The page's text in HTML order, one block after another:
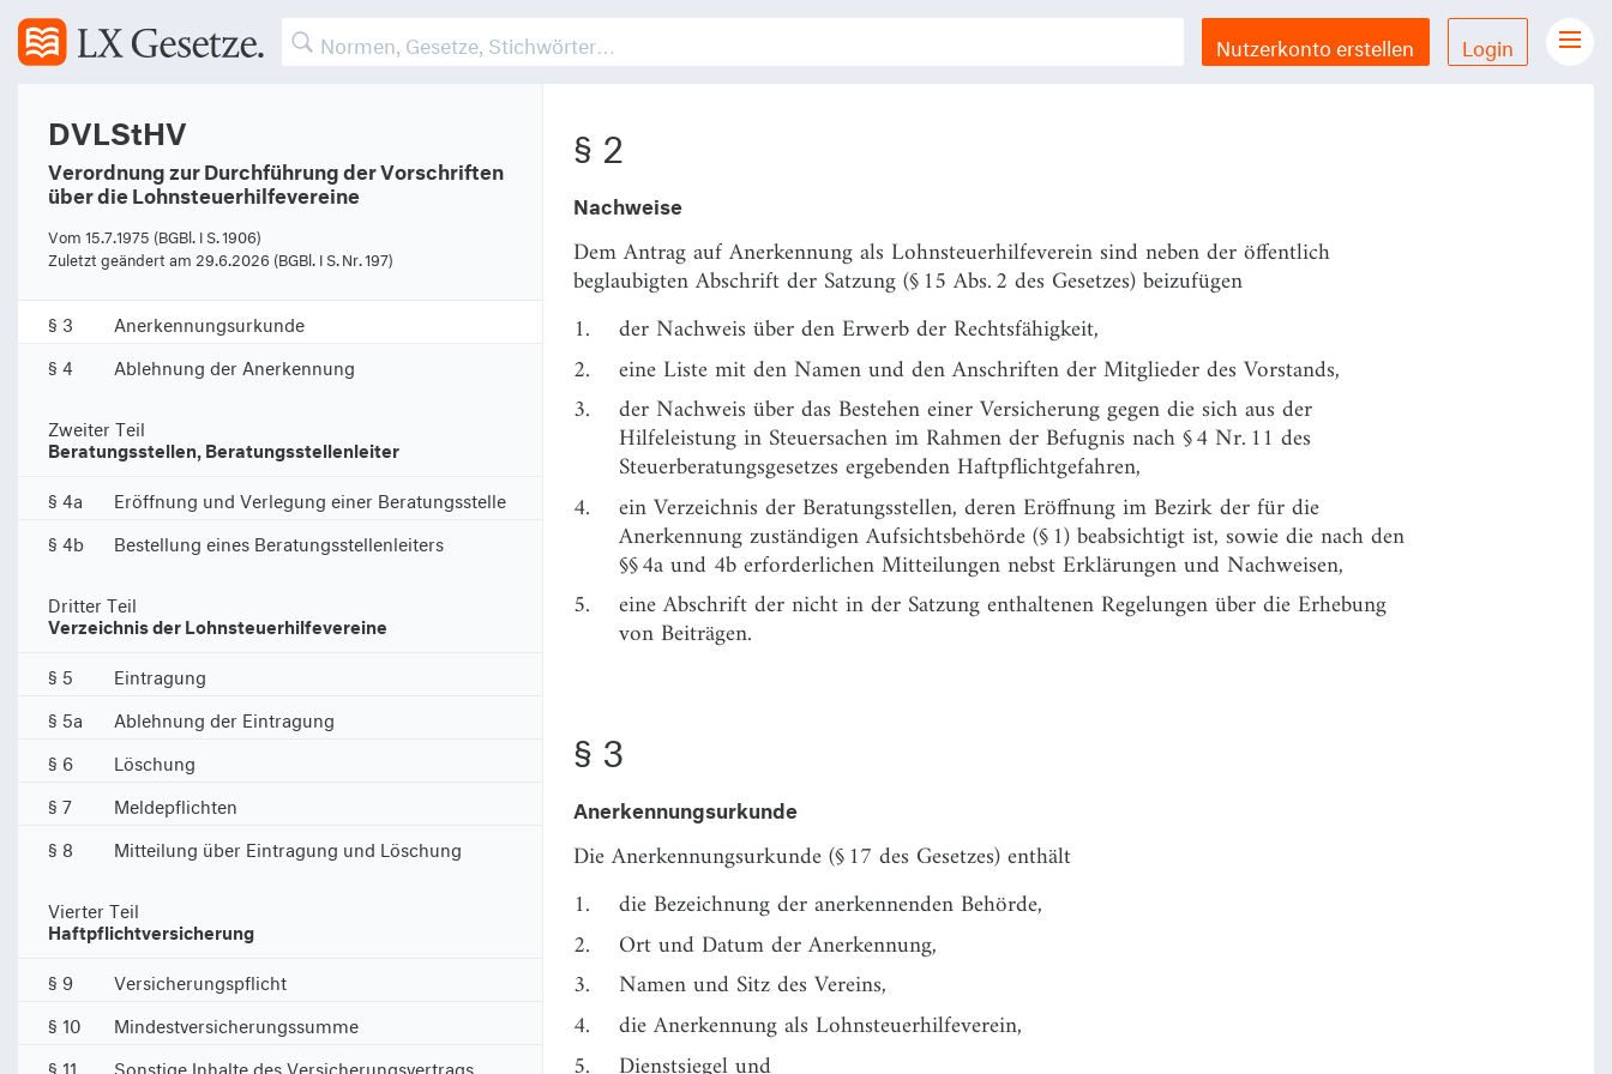
Nutzerkonto erstellen Login
Gesetze Übersicht
Feedback & Support
Allgemeine Geschäftsbedingungen
Impressum
DVLStHV
Verordnung zur Durchführung der Vorschriften
über die Lohnsteuerhilfevereine
Vom 15.7.1975 (BGBl. I S. 1906)
Zuletzt geändert am 29.6.2026 (BGBl. I S. Nr. 197)
Erster Teil
Anerkennung als Lohnsteuerhilfeverein
§ 1
Antrag
§ 3
Anerkennungsurkunde
§ 4
Ablehnung der Anerkennung
Zweiter Teil
Beratungsstellen, Beratungsstellenleiter
§ 4a
Eröffnung und Verlegung einer Beratungsstelle
§ 4b
Bestellung eines Beratungsstellenleiters
Dritter Teil
Verzeichnis der Lohnsteuerhilfevereine
§ 5
Eintragung
§ 5a
Ablehnung der Eintragung
§ 6
Löschung
§ 7
Meldepflichten
§ 8
Mitteilung über Eintragung und Löschung
Vierter Teil
Haftpflichtversicherung
§ 9
Versicherungspflicht
§ 10
Mindestversicherungssumme
§ 11
Sonstige Inhalte des Versicherungsvertrags
Geschäftsleitung hat.
§ 2
Nachweise
Dem Antrag auf Anerkennung als Lohnsteuerhilfeverein sind neben der öffentlich
beglaubigten Abschrift der Satzung (§ 15 Abs. 2 des Gesetzes) beizufügen
1.
der Nachweis über den Erwerb der Rechtsfähigkeit,
2.
eine Liste mit den Namen und den Anschriften der Mitglieder des Vorstands,
3.
der Nachweis über das Bestehen einer Versicherung gegen die sich aus der
Hilfeleistung in Steuersachen im Rahmen der Befugnis nach § 4 Nr. 11 des
Steuerberatungsgesetzes ergebenden Haftpflichtgefahren,
4.
ein Verzeichnis der Beratungsstellen, deren Eröffnung im Bezirk der für die
Anerkennung zuständigen Aufsichtsbehörde (§ 1) beabsichtigt ist, sowie die nach den
§§ 4a und 4b erforderlichen Mitteilungen nebst Erklärungen und Nachweisen,
5.
eine Abschrift der nicht in der Satzung enthaltenen Regelungen über die Erhebung
von Beiträgen.
§ 3
Anerkennungsurkunde
Die Anerkennungsurkunde (§ 17 des Gesetzes) enthält
1.
die Bezeichnung der anerkennenden Behörde,
2.
Ort und Datum der Anerkennung,
3.
Namen und Sitz des Vereins,
4.
die Anerkennung als Lohnsteuerhilfeverein,